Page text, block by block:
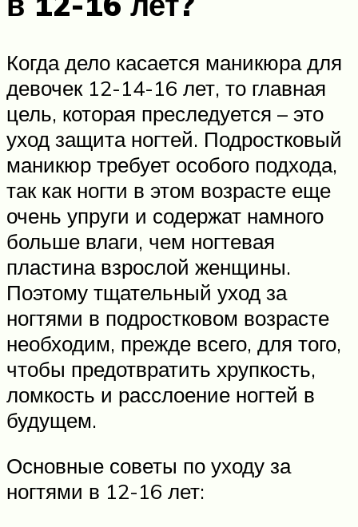
Когда дело касается маникюра для
девочек 12-14-16 лет, то главная
цель, которая преследуется – это
уход защита ногтей. Подростковый
маникюр требует особого подхода,
так как ногти в этом возрасте еще
очень упруги и содержат намного
больше влаги, чем ногтевая
пластина взрослой женщины.
Поэтому тщательный уход за
ногтями в подростковом возрасте
необходим, прежде всего, для того,
чтобы предотвратить хрупкость,
ломкость и расслоение ногтей в
будущем.
Основные советы по уходу за
ногтями в 12-16 лет: